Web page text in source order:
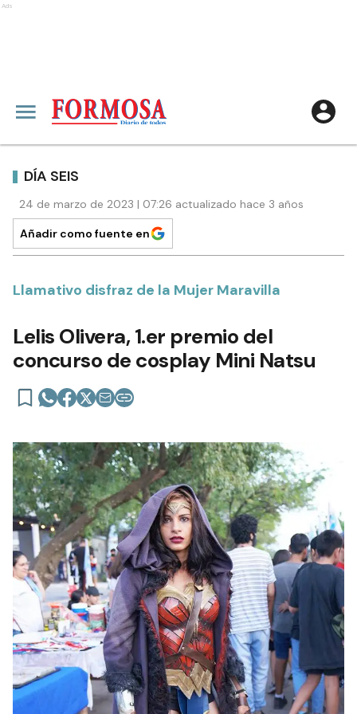
Ads
DÍA SEIS
24 de marzo de 2023 | 07:26 actualizado hace 3 años
Añadir como fuente en
Llamativo disfraz de la Mujer Maravilla
Lelis Olivera, 1.er premio del
concurso de cosplay Mini Natsu